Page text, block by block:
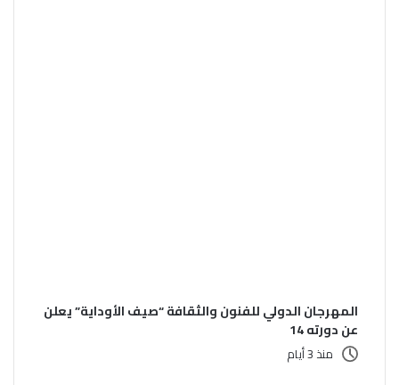
المهرجان الدولي للفنون والثقافة “صيف الأوداية” يعلن
عن دورته 14
منذ 3 أيام